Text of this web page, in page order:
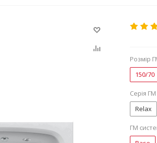
Розмір
150/70
Серія
Relax
ГМ